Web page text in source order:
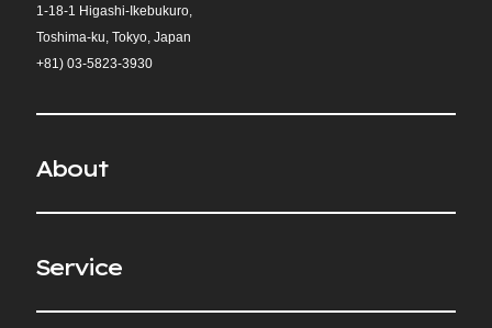
1-18-1 Higashi-Ikebukuro,
Toshima-ku, Tokyo, Japan
+81) 03-5823-3930
About
Service